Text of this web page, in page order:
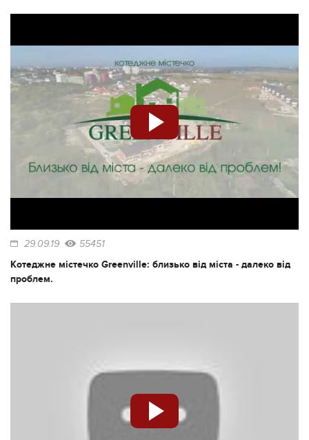
29.09.19 55451
Котеджне містечко Greenville: близько від міста - далеко від
проблем.